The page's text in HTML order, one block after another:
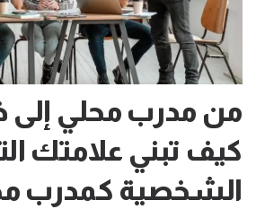
من مدرب محلي إلى
كيف تبني علامتك
الشخصية كمدرب